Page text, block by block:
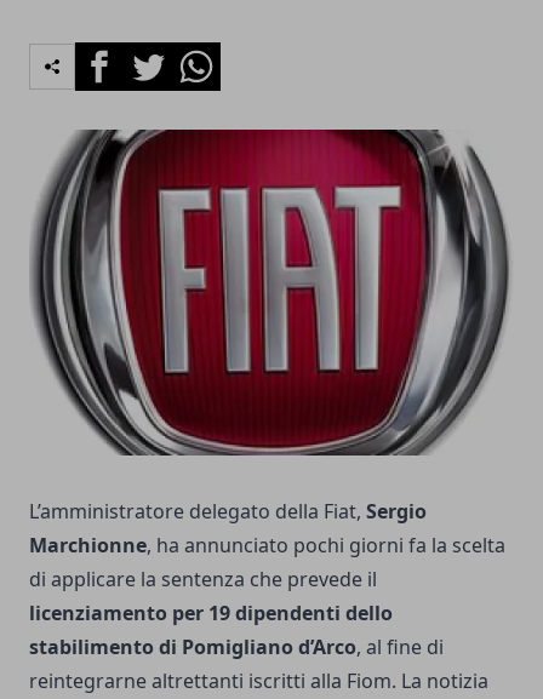
FacebookTwitterWhatsapp
L’amministratore delegato della Fiat, Sergio
Marchionne, ha annunciato pochi giorni fa la scelta
di applicare la sentenza che prevede il
licenziamento per 19 dipendenti dello
stabilimento di Pomigliano d’Arco, al fine di
reintegrarne altrettanti iscritti alla Fiom. La notizia